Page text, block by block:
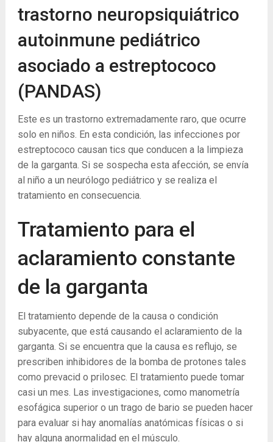
trastorno neuropsiquiátrico
autoinmune pediátrico
asociado a estreptococo
(PANDAS)
Este es un trastorno extremadamente raro, que ocurre
solo en niños. En esta condición, las infecciones por
estreptococo causan tics que conducen a la limpieza
de la garganta. Si se sospecha esta afección, se envía
al niño a un neurólogo pediátrico y se realiza el
tratamiento en consecuencia.
Tratamiento para el
aclaramiento constante
de la garganta
El tratamiento depende de la causa o condición
subyacente, que está causando el aclaramiento de la
garganta. Si se encuentra que la causa es reflujo, se
prescriben inhibidores de la bomba de protones tales
como prevacid o prilosec. El tratamiento puede tomar
casi un mes. Las investigaciones, como manometría
esofágica superior o un trago de bario se pueden hacer
para evaluar si hay anomalías anatómicas físicas o si
hay alguna anormalidad en el músculo.